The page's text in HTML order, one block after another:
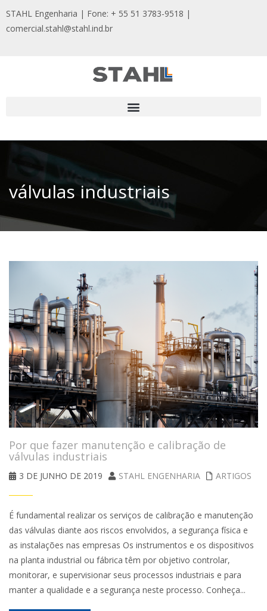
STAHL Engenharia | Fone: + 55 51 3783-9518 |
comercial.stahl@stahl.ind.br
válvulas industriais
Por que fazer manutenção e calibração de
válvulas industriais
3 DE JUNHO DE 2019 STAHL ENGENHARIA ARTIGOS
É fundamental realizar os serviços de calibração e manutenção
das válvulas diante aos riscos envolvidos, a segurança física e
as instalações nas empresas Os instrumentos e os dispositivos
na planta industrial ou fábrica têm por objetivo controlar,
monitorar, e supervisionar seus processos industriais e para
manter a qualidade e a segurança neste processo. Conheça...